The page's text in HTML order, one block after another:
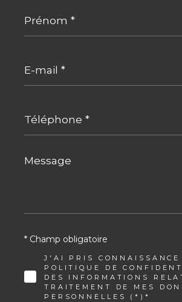
*
mail
*
*
Message
*
J'AI PRIS CONNAISSANCE
POLITIQUE DE
DES INFORMATIONS
TRAITEMENT DE MES
PERSONNELLES (*)*
* Champ obligatoire